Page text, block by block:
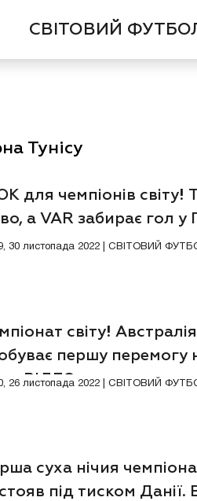
СВІТОВИЙ
Тунісу
для чемпіонів світу!
а VAR забирає гол у
30 листопада 2022 | СВІТОВИЙ
світу!
першу перемогу
ВІДЕО
Відео
26 листопада 2022 | СВІТОВИЙ
суха нічия
під тиском Данії.